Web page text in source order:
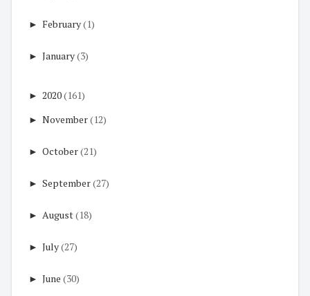
► February(1)
► January(3)
► 2020(161)
► November(12)
► October(21)
► September(27)
► August(18)
► July(27)
► June (30)